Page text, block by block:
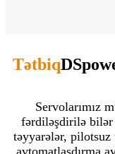
Tətbiq
Servolarımız
fərdiləşdirilə
təyyarələr, pilotsuz